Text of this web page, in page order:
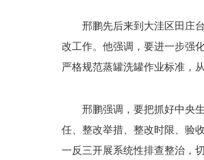
邢鹏先后来到大洼区田庄
改工作。他强调，要进一步强
严格规范蒸罐洗罐作业标准，
邢鹏强调，要把抓好中央
任、整改举措、整改时限、验
一反三开展系统性排查整治，